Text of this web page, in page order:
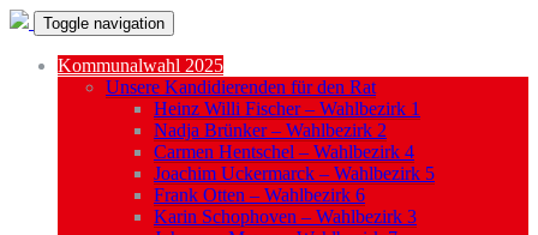
Toggle navigation
Kommunalwahl 2025
Unsere Kandidierenden für den Rat
Heinz Willi Fischer – Wahlbezirk 1
Nadja Brünker – Wahlbezirk 2
Carmen Hentschel – Wahlbezirk 4
Joachim Uckermarck – Wahlbezirk 5
Frank Otten – Wahlbezirk 6
Karin Schophoven – Wahlbezirk 3